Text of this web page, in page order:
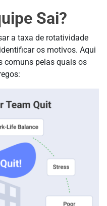
Sai?
a taxa de rotatividade
os motivos. Aqui
comuns pelas quais os